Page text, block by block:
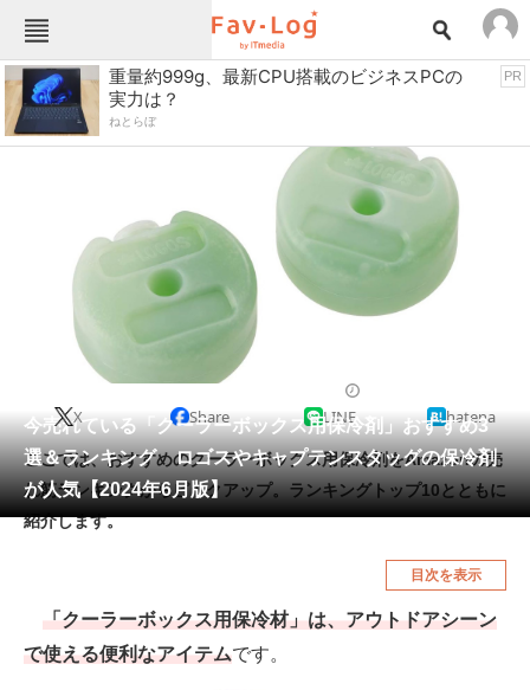
Fav-Logカテゴリー一覧
TOP
インテリア・収納 おもちゃ・ホビー
キッチン家電
キッチン用品 ゲーム
コンテンツ・サービス スイーツ・お菓子
スポーツ・レジャー
パソコン・タブレット
ペット 家電
工具・DIY 本・DVD・CD
生活家電 生活用品
腕時計 車・バイク
釣り具・釣り用品 食品・飲料・お酒
重量約999g、最新CPU搭載のビジネスPCの
実力は？
ねとらぼ
PR
今売れている「クーラーボックス用保冷剤」おすすめ3
選＆ランキング ロゴスやキャプテンスタッグの保冷剤
が人気【2024年6月版】
X Share LINE hatena
ここでは、おすすめのクーラーボックス用保冷剤をAmazonの売
れ筋ランキングからピックアップ。ランキングトップ10とともに
紹介します。
目次を表示
「クーラーボックス用保冷材」は、アウトドアシーン
で使える便利なアイテムです。